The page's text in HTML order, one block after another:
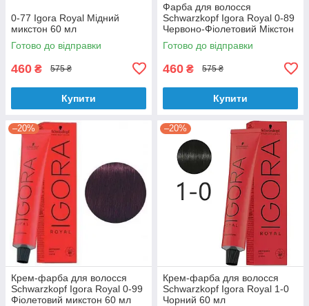
0-77 Igora Royal Мідний
микстон 60 мл
Готово до відправки
460 ₴ 575 ₴
Купити
Фарба для волосся
Schwarzkopf Igora Royal 0-89
Червоно-Фіолетовий Мікстон
60 мл
Готово до відправки
460 ₴ 575 ₴
Купити
–20%
Крем-фарба для волосся
Schwarzkopf Igora Royal 0-99
Фіолетовий микстон 60 мл
–20%
Крем-фарба для волосся
Schwarzkopf Igora Royal 1-0
Чорний 60 мл